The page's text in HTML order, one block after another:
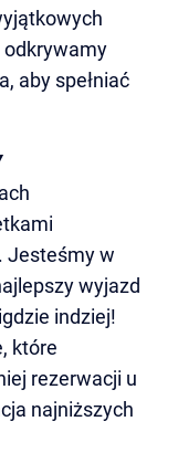
odkrywamy
aby spełniać
Jesteśmy w
wyjazd
indziej!
które
rezerwacji u
najniższych